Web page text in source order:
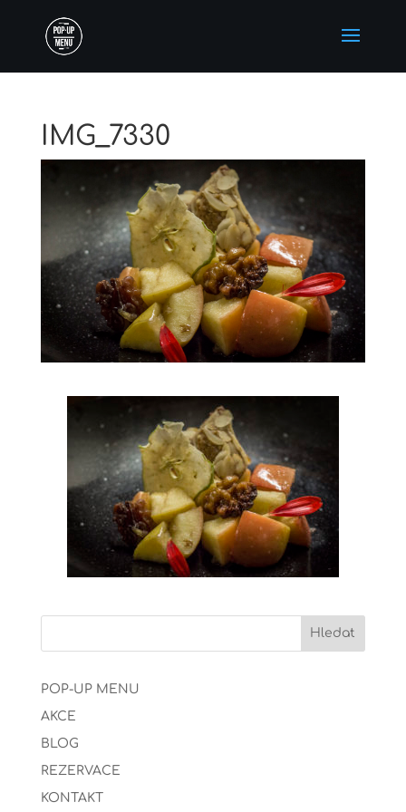
IMG_7330
POP-UP MENU
AKCE
BLOG
REZERVACE
KONTAKT